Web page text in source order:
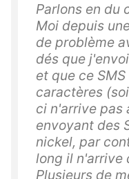
Parlons en du
Moi depuis
de problème
dés que
et que ce
caractères
ci n'arrive pas
envoyant des
nickel, par
long il n'arrive
Plusieurs de